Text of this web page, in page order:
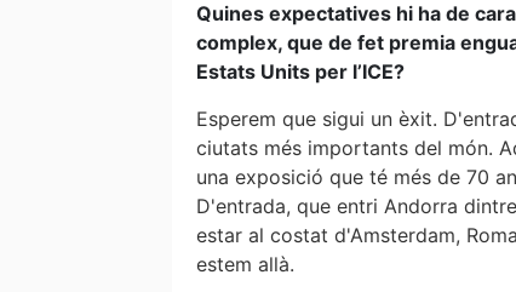
Quines expectatives hi ha de
complex, que de fet premia
Estats Units per l’ICE?
Esperem que sigui un èxit.
ciutats més importants del món.
una exposició que té més de 70
D'entrada, que entri Andorra
estar al costat d'Amsterdam,
estem allà.